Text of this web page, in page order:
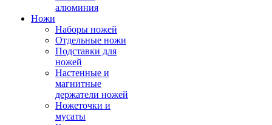
алюминия
Ножи
Наборы ножей
Отдельные ножи
Подставки для
ножей
Настенные и
магнитные
держатели ножей
Ножеточки и
мусаты